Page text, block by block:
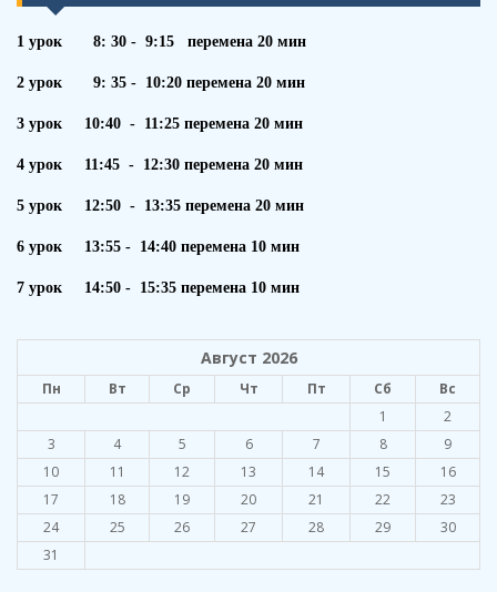
1 урок 8: 30 - 9:15 перемена 20 мин
2 урок 9: 35 - 10:20 перемена 20 мин
3 урок 10:40 - 11:25 перемена 20 мин
4 урок 11:45 - 12:30 перемена 20 мин
5 урок 12:50 - 13:35 перемена 20 мин
6 урок 13:55 - 14:40 перемена 10 мин
7 урок 14:50 - 15:35 перемена 10 мин
Август 2026
Пн Вт Ср Чт Пт Сб
Вс
1
2
3
4 5 6 7 8
9
10
11 12 13 14 15
16
17
18 19 20 21 22
23
24
25 26 27 28 29
30
31